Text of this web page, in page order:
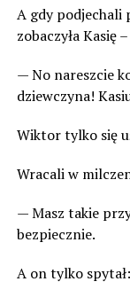
A gdy podjechali
zobaczyła Kasię
— No nareszcie
dziewczyna!
Wiktor tylko się
Wracali w
— Masz takie
bezpiecznie.
A on tylko spytał: